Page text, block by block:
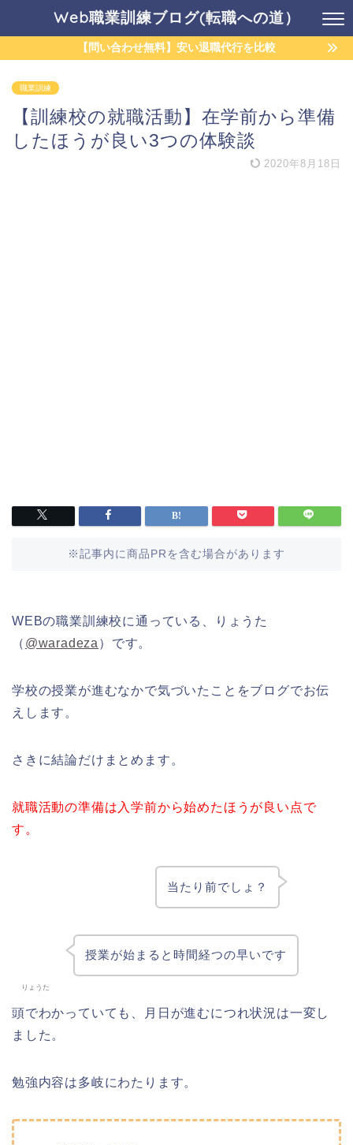
Web職業訓練ブログ(転職への道）
【問い合わせ無料】安い退職代行を比較
職業訓練
【訓練校の就職活動】在学前から準備
したほうが良い3つの体験談
2020年8月18日
※記事内に商品PRを含む場合があります
WEBの職業訓練校に通っている、りょうた
（ @waradeza ）です。
学校の授業が進むなかで気づいたことをブログでお伝
えします。
さきに結論だけまとめます。
就職活動の準備は入学前から始めたほうが良い点で
す。
当たり前でしょ？
りょうた
授業が始まると時間経つの早いです
頭でわかっていても、月日が進むにつれ状況は一変し
ました。
勉強内容は多岐にわたります。